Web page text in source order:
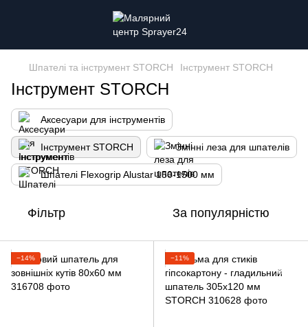
Шпателі та інструмент STORCH Інструмент STORCH
Інструмент STORCH
Аксесуари для інструментів
Інструмент STORCH Змінні леза для шпателів
Шпателі Flexogrip Alustar 150-1500 мм
Фільтр За популярністю
−14% −11%